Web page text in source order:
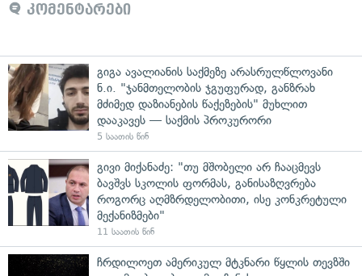
კომენტარები
გიგა ავალიანის საქმეზე არასრულწლოვანი
ნ.ი. "ჯანმთელობის ჯგუფურად, განზრახ
მძიმედ დაზიანების წაქეზების" მუხლით
დააკავეს — საქმის პროკურორი
5 საათის წინ
გივი მიქანაძე: "თუ მშობელი არ ჩააცმევს
ბავშვს სკოლის ფორმას, განისაზღვრება
როგორც აღმზრდელობითი, ისე კონკრეტული
მექანიზმები"
11 საათის წინ
ჩრდილოეთ ამერიკულ მტკნარი წყლის თევზში